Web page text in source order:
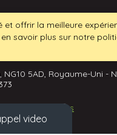
5AD, Royaume-Uni -
Design Solutions
video
pas
nos
offrir la meilleure
savoir plus sur notre